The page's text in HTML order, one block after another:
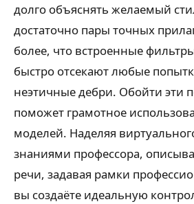
долго объяснять желаемый
достаточно пары точных
более, что встроенные
быстро отсекают любые
неэтичные дебри. Обойти эти
поможет грамотное
моделей. Наделяя
знаниями профессора,
речи, задавая рамки
вы создаёте идеальную